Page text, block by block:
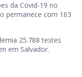
da Covid-19 no
permanece com 163
25.788 testes
em Salvador.